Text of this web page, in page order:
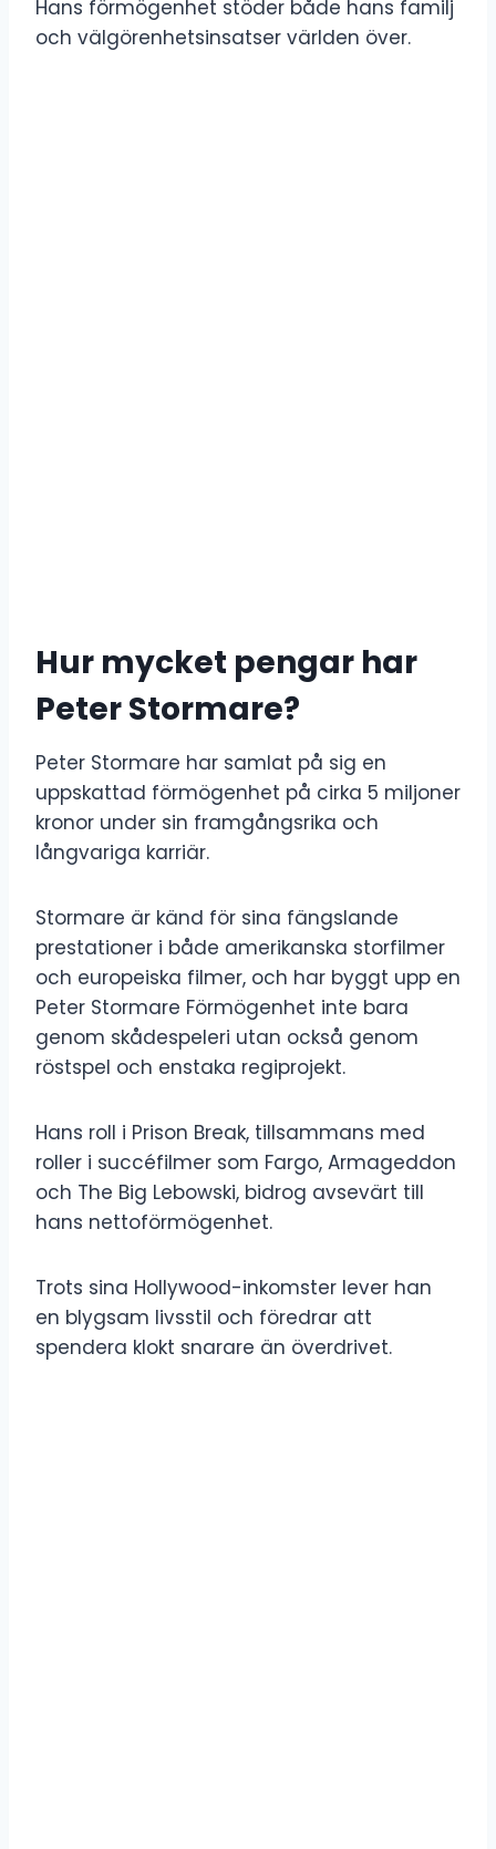
Hans förmögenhet stöder både hans familj
och välgörenhetsinsatser världen över.
Hur mycket pengar har
Peter Stormare?
Peter Stormare har samlat på sig en
uppskattad förmögenhet på cirka 5 miljoner
kronor under sin framgångsrika och
långvariga karriär.
Stormare är känd för sina fängslande
prestationer i både amerikanska storfilmer
och europeiska filmer, och har byggt upp en
Peter Stormare Förmögenhet inte bara
genom skådespeleri utan också genom
röstspel och enstaka regiprojekt.
Hans roll i Prison Break, tillsammans med
roller i succéfilmer som Fargo, Armageddon
och The Big Lebowski, bidrog avsevärt till
hans nettoförmögenhet.
Trots sina Hollywood-inkomster lever han
en blygsam livsstil och föredrar att
spendera klokt snarare än överdrivet.